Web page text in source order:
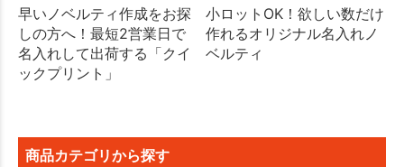
早いノベルティ作成をお探
しの方へ！最短2営業日で
名入れして出荷する「クイ
ックプリント」
小ロットOK！欲しい数だけ
作れるオリジナル名入れノ
ベルティ
商品カテゴリから探す